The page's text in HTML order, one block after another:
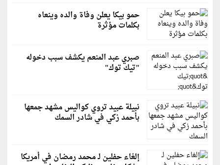
حمو بيكا يعلن وفاة والده وينعاه
بكلمات مؤثرة
صبري عبد المنعم يكشف سبب دخوله
"تيك توك"
نبيلة عبيد تروي كواليس مشهد جمعها
بأحمد زكي في شادر السمك
إلغاء حفلين لـ محمد رمضان في أمريكا